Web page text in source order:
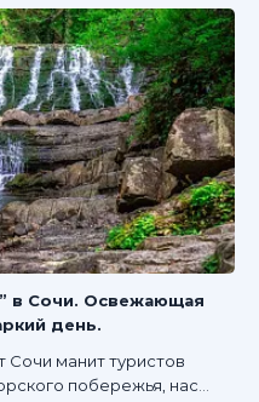
в Сочи. Освежающая
день.
Сочи манит туристов
побережья, нас...